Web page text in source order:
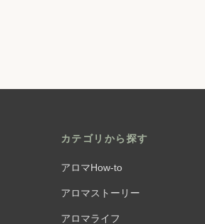
カテゴリから探す
アロマHow-to
アロマストーリー
アロマライフ